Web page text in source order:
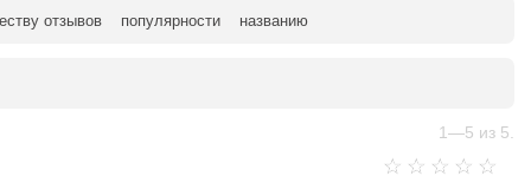
отзывов популярности названию
1—5 из 5.